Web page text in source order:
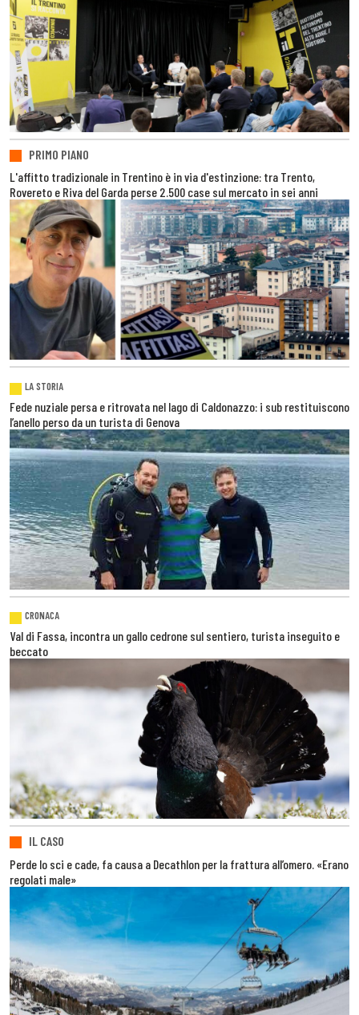
PRIMO PIANO
L'affitto tradizionale in Trentino è in via d'estinzione: tra Trento,
Rovereto e Riva del Garda perse 2.500 case sul mercato in sei anni
LA STORIA
Fede nuziale persa e ritrovata nel lago di Caldonazzo: i sub restituiscono
l’anello perso da un turista di Genova
CRONACA
Val di Fassa, incontra un gallo cedrone sul sentiero, turista inseguito e
beccato
IL CASO
Perde lo sci e cade, fa causa a Decathlon per la frattura all’omero. «Erano
regolati male»